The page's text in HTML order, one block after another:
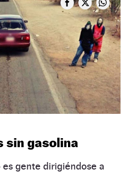
sin gasolina
gente dirigiéndose a